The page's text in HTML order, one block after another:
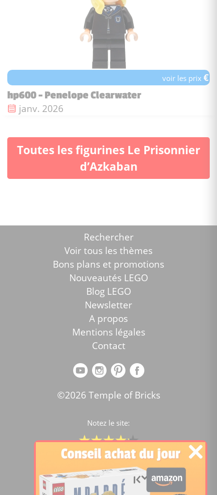
voir les prix€
hp600 - Penelope Clearwater
Date de sortie :
janv. 2026
Toutes les figurines Le Prisonnier
d’Azkaban
Rechercher
Voir tous les thèmes
Bons plans et promotions
Nouveautés LEGO
Blog LEGO
Newsletter
A propos
Mentions légales
Contact
©2026 Temple of Bricks
Notez le site:
Comparateur de prix Lego
4.2/5 -15443notes